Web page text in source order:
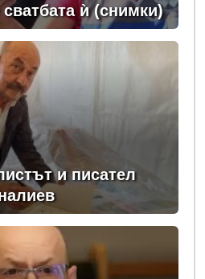
ѝ (снимки)
и писател